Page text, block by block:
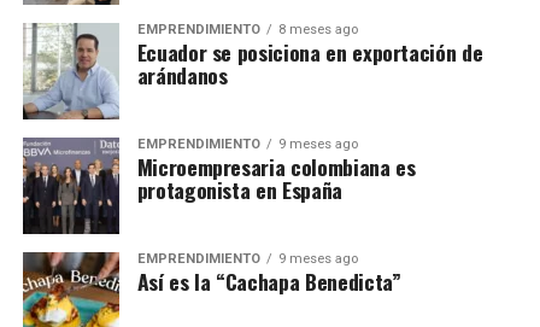
EMPRENDIMIENTO 8 meses ago
Ecuador se posiciona en exportación de
arándanos
EMPRENDIMIENTO 9 meses ago
Microempresaria colombiana es
protagonista en España
EMPRENDIMIENTO 9 meses ago
Así es la “Cachapa Benedicta”